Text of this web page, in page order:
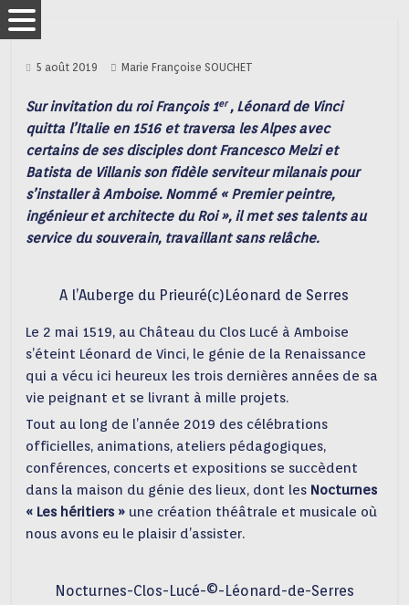
5 août 2019 Marie Françoise SOUCHET
Sur invitation du roi François 1er, Léonard de Vinci
quitta l’Italie en 1516 et traversa les Alpes avec
certains de ses disciples dont Francesco Melzi et
Batista de Villanis son fidèle serviteur milanais pour
s’installer à Amboise. Nommé « Premier peintre,
ingénieur et architecte du Roi », il met ses talents au
service du souverain, travaillant sans relâche.
A l’Auberge du Prieuré(c)Léonard de Serres
Le 2 mai 1519, au Château du Clos Lucé à Amboise
s’éteint Léonard de Vinci, le génie de la Renaissance
qui a vécu ici heureux les trois dernières années de sa
vie peignant et se livrant à mille projets.
Tout au long de l’année 2019 des célébrations
officielles, animations, ateliers pédagogiques,
conférences, concerts et expositions se succèdent
dans la maison du génie des lieux, dont les Nocturnes
« Les héritiers » une création théâtrale et musicale où
nous avons eu le plaisir d’assister.
Nocturnes-Clos-Lucé-©-Léonard-de-Serres